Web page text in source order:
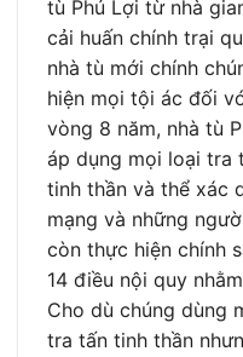
tù Phú Lợi từ nhà
cải huấn chính trại
nhà tù mới chính
hiện mọi tội ác đối
vòng 8 năm, nhà tù
áp dụng mọi loại tra
tinh thần và thể xác
mạng và những
còn thực hiện chính
14 điều nội quy
Cho dù chúng dùng
tra tấn tinh thần